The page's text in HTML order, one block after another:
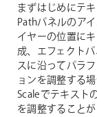
まずはじめにテ
Pathパネルのア
イヤーの位置に
成、エフェクト
スに沿ってパラ
ョンを調整する
Scaleでテキスト
を調整することが